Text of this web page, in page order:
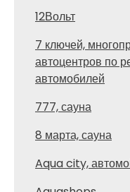
12Вольт
7 ключей,
автоцентров по
автомобилей
777, сауна
8 марта, сауна
Aqua city,